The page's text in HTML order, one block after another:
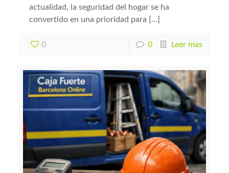
actualidad, la seguridad del hogar se ha
convertido en una prioridad para […]
0 0 Leer mas